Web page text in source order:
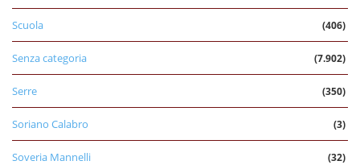
Scuola (406)
Senza categoria (7.902)
Serre (350)
Soriano Calabro (3)
Soveria Mannelli (32)